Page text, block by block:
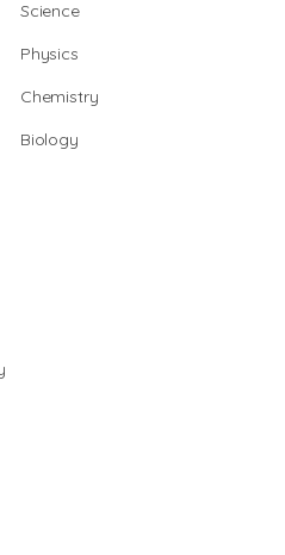
Science
Physics
Chemistry
Biology